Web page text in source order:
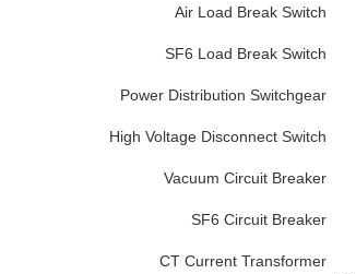
Air Load Break Switch
SF6 Load Break Switch
Power Distribution Switchgear
High Voltage Disconnect Switch
Vacuum Circuit Breaker
SF6 Circuit Breaker
CT Current Transformer